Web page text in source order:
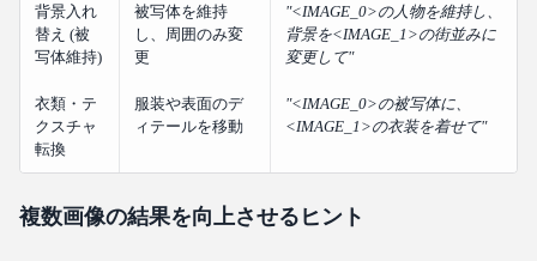
背景入れ
替え (被
写体維持)
被写体を維持
し、周囲のみ変
更
"<IMAGE_0>の人物を維持し、
背景を<IMAGE_1>の街並みに
変更して"
衣類・テ
クスチャ
転換
服装や表面のデ
ィテールを移動
"<IMAGE_0>の被写体に、
<IMAGE_1>の衣装を着せて"
複数画像の結果を向上させるヒント